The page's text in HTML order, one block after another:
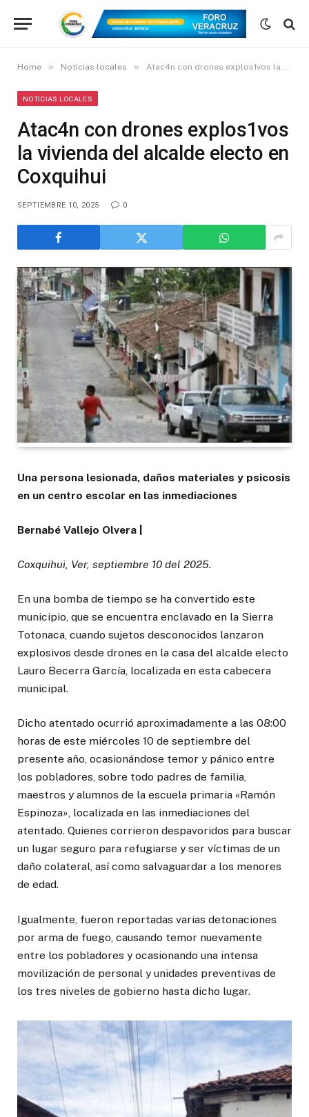
Home » Noticias locales » Atac4n con drones explos1vos la vivienda del alcalde electo en Coxquihui
NOTICIAS LOCALES
Atac4n con drones explos1vos
la vivienda del alcalde electo en
Coxquihui
SEPTIEMBRE 10, 2025 0
Una persona lesionada, daños materiales y psicosis
en un centro escolar en las inmediaciones
Bernabé Vallejo Olvera |
Coxquihui, Ver, septiembre 10 del 2025.
En una bomba de tiempo se ha convertido este
municipio, que se encuentra enclavado en la Sierra
Totonaca, cuando sujetos desconocidos lanzaron
explosivos desde drones en la casa del alcalde electo
Lauro Becerra García, localizada en esta cabecera
municipal.
Dicho atentado ocurrió aproximadamente a las 08:00
horas de este miércoles 10 de septiembre del
presente año, ocasionándose temor y pánico entre
los pobladores, sobre todo padres de familia,
maestros y alumnos de la escuela primaria «Ramón
Espinoza», localizada en las inmediaciones del
atentado. Quienes corrieron despavoridos para buscar
un lugar seguro para refugiarse y ser víctimas de un
daño colateral, así como salvaguardar a los menores
de edad.
Igualmente, fueron reportadas varias detonaciones
por arma de fuego, causando temor nuevamente
entre los pobladores y ocasionando una intensa
movilización de personal y unidades preventivas de
los tres niveles de gobierno hasta dicho lugar.